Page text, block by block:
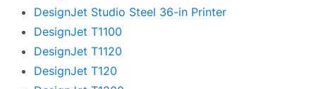
DesignJet Studio Steel 36-in Printer
DesignJet T1100
DesignJet T1120
DesignJet T120